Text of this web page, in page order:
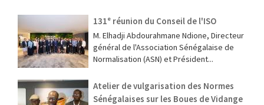
131ᵉ réunion du Conseil de l'ISO
M. Elhadji Abdourahmane Ndione, Directeur
général de l'Association Sénégalaise de
Normalisation (ASN) et Président...
Atelier de vulgarisation des Normes
Sénégalaises sur les Boues de Vidange